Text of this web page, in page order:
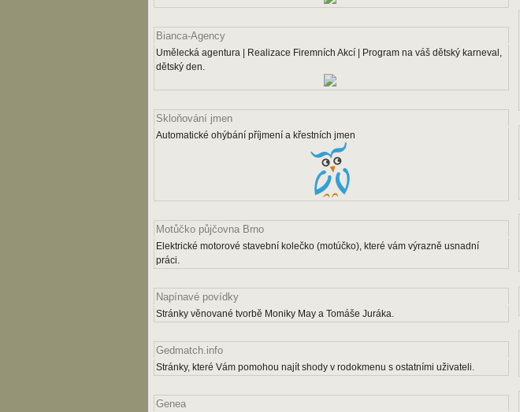
Bianca-Agency
Umělecká agentura | Realizace Firemních Akcí | Program na váš dětský karneval,
dětský den.
Skloňování jmen
Automatické ohýbání příjmení a křestních jmen
Motůčko půjčovna Brno
Elektrické motorové stavební kolečko (motúčko), které vám výrazně usnadní
práci.
Napínavé povídky
Stránky věnované tvorbě Moniky May a Tomáše Juráka.
Gedmatch.info
Stránky, které Vám pomohou najít shody v rodokmenu s ostatními uživateli.
Genea